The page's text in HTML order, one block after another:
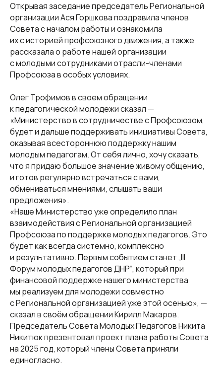
Открывая заседание председатель Региональной
организации Ася Горшкова поздравила членов
Совета с началом работы и ознакомила
их с историей профсоюзного движения, а также
рассказала о работе нашей организации
с молодыми сотрудниками отрасли-членами
Профсоюза в особых условиях.
Олег Трофимов в своем обращении
к педагогической молодежи сказал —
«Министерство в сотрудничестве с Профсоюзом,
будет и дальше поддерживать инициативы Совета,
оказывая всестороннюю поддержку нашим
молодым педагогам. От себя лично, хочу сказать,
что я придаю большое значение живому общению,
и готов регулярно встречаться с вами,
обмениваться мнениями, слышать ваши
предложения».
«Наше Министерство уже определило план
взаимодействия с Региональной организацией
Профсоюза по поддержке молодых педагогов. Это
будет как всегда системно, комплексно
и результативно. Первым событием станет „III
Форум молодых педагогов ДНР“, который при
финансовой поддержке нашего министерства
мы реализуем для молодежи совместно
с Региональной организацией уже этой осенью», —
сказал в своём обращении Кирилл Макаров.
Председатель Совета Молодых Педагогов Никита
Никитюк презентовал проект плана работы Совета
на 2025 год, который члены Совета приняли
единогласно.
© Все права защищены.
Наши ресурсы:
+7 (856) 300-26-43 (приёмная)